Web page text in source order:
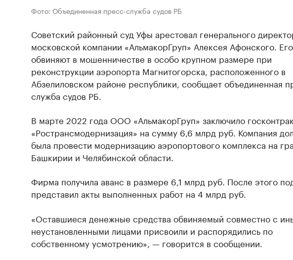
Фото: Объединенная пресс-служба судов РБ
Советский районный суд Уфы арестовал генерального
московской компании «АльмакорГруп» Алексея Афонского. Его
обвиняют в мошенничестве в особо крупном размере при
реконструкции аэропорта Магнитогорска, расположенного в
Абзелиловском районе республики, сообщает объединенная
служба судов РБ.
В марте 2022 года ООО «АльмакорГруп» заключило
«Ространсмодернизация» на сумму 6,6 млрд руб. Компания
была провести модернизацию аэропортового комплекса на
Башкирии и Челябинской области.
Фирма получила аванс в размере 6,1 млрд руб. После этого
представил акты выполненных работ на 4 млрд руб.
«Оставшиеся денежные средства обвиняемый совместно с
неустановленными лицами присвоили и распорядились по
собственному усмотрению», — говорится в сообщении.